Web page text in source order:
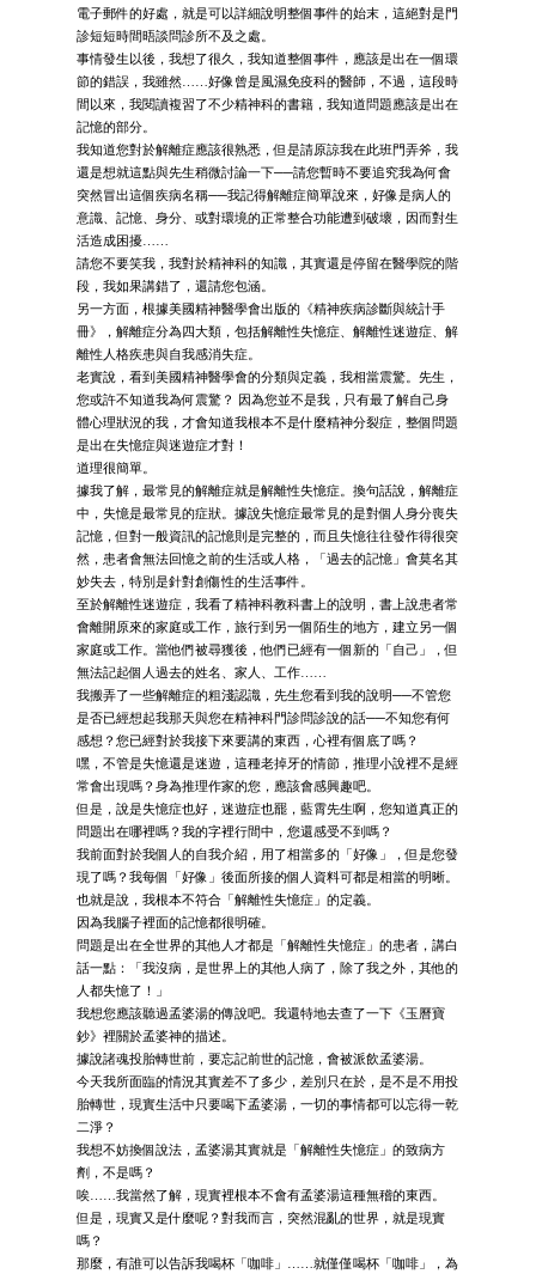
電子郵件的好處，就是可以詳細說明整個事件的始末，這絕對是門
診短短時間晤談問診所不及之處。
事情發生以後，我想了很久，我知道整個事件，應該是出在一個環
節的錯誤，我雖然……好像曾是風濕免疫科的醫師，不過，這段時
間以來，我閱讀複習了不少精神科的書籍，我知道問題應該是出在
記憶的部分。
我知道您對於解離症應該很熟悉，但是請原諒我在此班門弄斧，我
還是想就這點與先生稍微討論一下──請您暫時不要追究我為何會
突然冒出這個疾病名稱──我記得解離症簡單說來，好像是病人的
意識、記憶、身分、或對環境的正常整合功能遭到破壞，因而對生
活造成困擾……
請您不要笑我，我對於精神科的知識，其實還是停留在醫學院的階
段，我如果講錯了，還請您包涵。
另一方面，根據美國精神醫學會出版的《精神疾病診斷與統計手
冊》，解離症分為四大類，包括解離性失憶症、解離性迷遊症、解
離性人格疾患與自我感消失症。
老實說，看到美國精神醫學會的分類與定義，我相當震驚。先生，
您或許不知道我為何震驚？ 因為您並不是我，只有最了解自己身
體心理狀況的我，才會知道我根本不是什麼精神分裂症，整個問題
是出在失憶症與迷遊症才對！
道理很簡單。
據我了解，最常見的解離症就是解離性失憶症。換句話說，解離症
中，失憶是最常見的症狀。據說失憶症最常見的是對個人身分喪失
記憶，但對一般資訊的記憶則是完整的，而且失憶往往發作得很突
然，患者會無法回憶之前的生活或人格，「過去的記憶」會莫名其
妙失去，特別是針對創傷性的生活事件。
至於解離性迷遊症，我看了精神科教科書上的說明，書上說患者常
會離開原來的家庭或工作，旅行到另一個陌生的地方，建立另一個
家庭或工作。當他們被尋獲後，他們已經有一個新的「自己」，但
無法記起個人過去的姓名、家人、工作……
我搬弄了一些解離症的粗淺認識，先生您看到我的說明──不管您
是否已經想起我那天與您在精神科門診問診說的話──不知您有何
感想？您已經對於我接下來要講的東西，心裡有個底了嗎？
嘿，不管是失憶還是迷遊，這種老掉牙的情節，推理小說裡不是經
常會出現嗎？身為推理作家的您，應該會感興趣吧。
但是，說是失憶症也好，迷遊症也罷，藍霄先生啊，您知道真正的
問題出在哪裡嗎？我的字裡行間中，您還感受不到嗎？
我前面對於我個人的自我介紹，用了相當多的「好像」，但是您發
現了嗎？我每個「好像」後面所接的個人資料可都是相當的明晰。
也就是說，我根本不符合「解離性失憶症」的定義。
因為我腦子裡面的記憶都很明確。
問題是出在全世界的其他人才都是「解離性失憶症」的患者，講白
話一點：「我沒病，是世界上的其他人病了，除了我之外，其他的
人都失憶了！」
我想您應該聽過孟婆湯的傳說吧。我還特地去查了一下《玉曆寶
鈔》裡關於孟婆神的描述。
據說諸魂投胎轉世前，要忘記前世的記憶，會被派飲孟婆湯。
今天我所面臨的情況其實差不了多少，差別只在於，是不是不用投
胎轉世，現實生活中只要喝下孟婆湯，一切的事情都可以忘得一乾
二淨？
我想不妨換個說法，孟婆湯其實就是「解離性失憶症」的致病方
劑，不是嗎？
唉……我當然了解，現實裡根本不會有孟婆湯這種無稽的東西。
但是，現實又是什麼呢？對我而言，突然混亂的世界，就是現實
嗎？
那麼，有誰可以告訴我喝杯「咖啡」……就僅僅喝杯「咖啡」，為